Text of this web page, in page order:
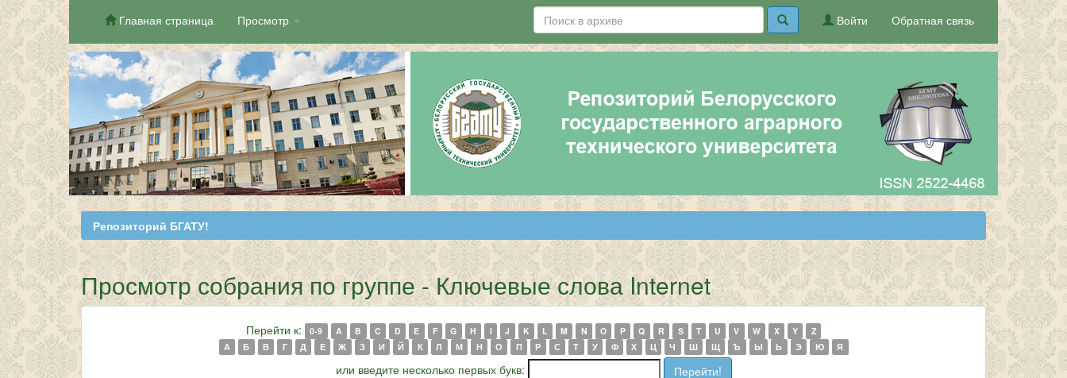
Skip
navigation
Главная страница Просмотр Обратная связь
Войти
Репозиторий БГАТУ!
Просмотр собрания по группе - Ключевые слова Internet
Перейти к: 0-9 A B C D E F G H I J K L M N O P Q R S T U V W X Y
Z
А
Б В Г Д Е Ж З И Й К Л М Н О П Р С Т У Ф Х Ц Ч Ш Щ Ъ Ы Ь Э Ю Я
или введите несколько первых букв: